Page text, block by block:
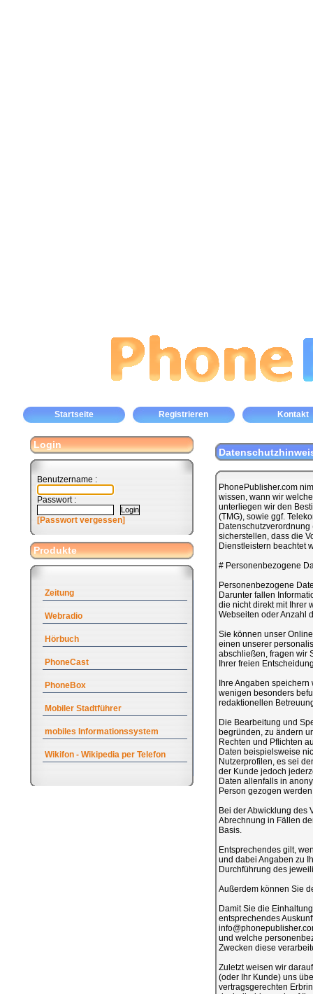
Startseite Registrieren Kontakt
Login
Benutzername :
Passwort :
[Passwort vergessen]
Produkte
Zeitung
Webradio
Hörbuch
PhoneCast
PhoneBox
Mobiler Stadtführer
mobiles Informationssystem
Wikifon - Wikipedia per Telefon
PhonePublisher.com
wissen, wann wir
unterliegen wir den
(TMG), sowie ggf.
sicherstellen, dass die
Dienstleistern beachtet
# Personenbezogene
Personenbezogene
Darunter fallen
die nicht direkt mit Ihrer
Webseiten oder Anzahl
Sie können unser
einen unserer
abschließen, fragen wir
Ihrer freien
Ihre Angaben
wenigen besonders
redaktionellen
Die Bearbeitung und
begründen, zu ändern
Rechten und Pflichten
Daten beispielsweise
Nutzerprofilen, es sei
der Kunde jedoch
Daten allenfalls in
Person gezogen
Bei der Abwicklung des
Abrechnung in Fällen
Basis.
Entsprechendes gilt,
und dabei Angaben zu
Durchführung des
Außerdem können Sie
Damit Sie die
entsprechendes
und welche
Zwecken diese
Zuletzt weisen wir
(oder Ihr Kunde) uns
vertragsgerechten